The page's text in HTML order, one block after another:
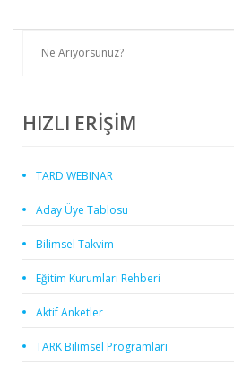
HIZLI ERİŞİM
TARD WEBINAR
Aday Üye Tablosu
Bilimsel Takvim
Eğitim Kurumları Rehberi
Aktif Anketler
TARK Bilimsel Programları